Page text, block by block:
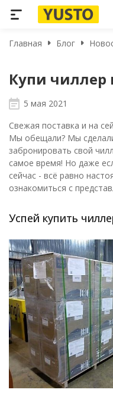
Главная Блог
Купи чиллер
5 мая 2021
Свежая поставка и на
Мы обещали? Мы
забронировать свой
самое время! Но даже
сейчас - всё равно
ознакомиться с
Успей купить